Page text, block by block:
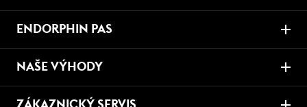
ENDORPHIN PAS
NAŠE VÝHODY
ZÁKAZNICKÝ SERVIS